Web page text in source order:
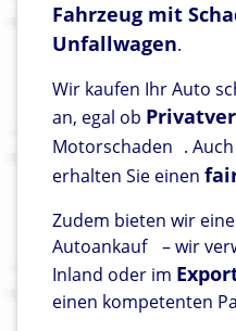
Fahrzeug mit
Unfallwagen.
Wir kaufen Ihr Auto
an, egal ob
Motorschaden .
erhalten Sie einen
Zudem bieten wir
Autoankauf
– wir
Inland oder im
einen kompetenten